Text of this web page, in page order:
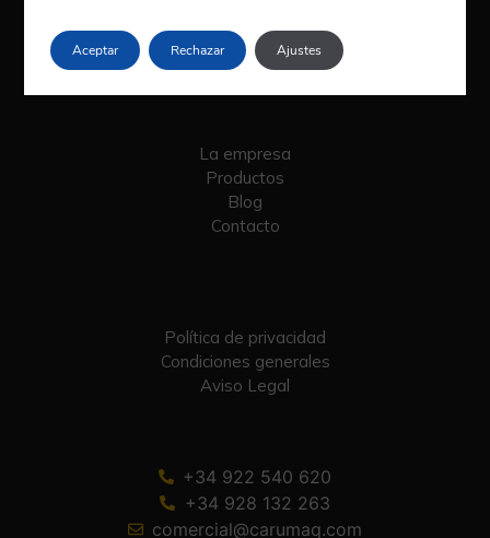
La empresa
Productos
Blog
Contacto
Política de privacidad
Condiciones generales
Aviso Legal
+34 922 540 620
+34 928 132 263
comercial@carumaq.com
Aceptar Rechazar Ajustes